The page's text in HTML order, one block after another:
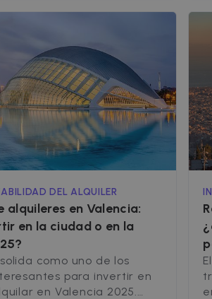
referencia en Zaragoza,
plataforma de gestión.
[&hellip;]
DEL ALQUILER
alquileres en Valencia:
en la ciudad o en la
como uno de los
para invertir en
en Valencia 2025.